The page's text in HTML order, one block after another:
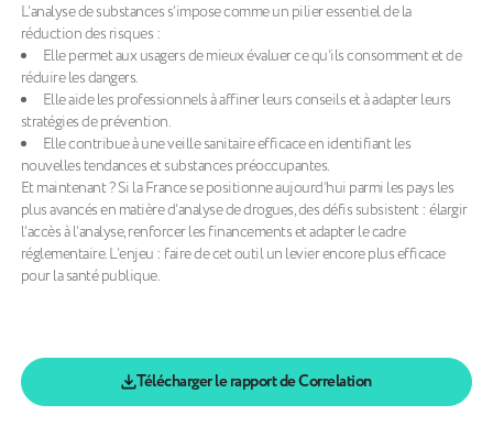
L’analyse de substances s’impose comme un pilier essentiel de la
réduction des risques :
Elle permet aux usagers de mieux évaluer ce qu’ils consomment et de
réduire les dangers.
Elle aide les professionnels à affiner leurs conseils et à adapter leurs
stratégies de prévention.
Elle contribue à une veille sanitaire efficace en identifiant les
nouvelles tendances et substances préoccupantes.
Et maintenant ? Si la France se positionne aujourd’hui parmi les pays les
plus avancés en matière d’analyse de drogues, des défis subsistent : élargir
l’accès à l’analyse, renforcer les financements et adapter le cadre
réglementaire. L’enjeu : faire de cet outil un levier encore plus efficace
pour la santé publique.
Télécharger le rapport de Correlation